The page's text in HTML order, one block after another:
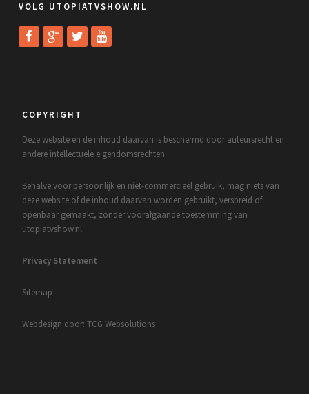
VOLG UTOPIATVSHOW.NL
COPYRIGHT
Deze website en de inhoud daarvan is beschermd door auteursrecht en
andere intellectuele eigendomsrechten.
Behalve voor persoonlijk en niet-commercieel gebruik, mag niets van
deze website of de inhoud daarvan worden gebruikt, verspreid of
openbaar gemaakt, zonder voorafgaande toestemming van
utopiatvshow.nl
Privacy Statement
Sitemap
Webdesign door: TCG Websolutions